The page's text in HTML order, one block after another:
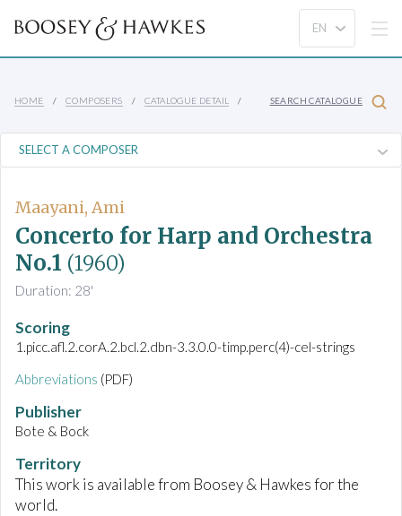
HOME COMPOSERS CATALOGUE DETAIL SEARCH CATALOGUE
Maayani, Ami
Concerto for Harp and Orchestra
No.1 (1960)
Duration: 28'
Scoring
1.picc.afl.2.corA.2.bcl.2.dbn-3.3.0.0-timp.perc(4)-cel-strings
Abbreviations (PDF)
Publisher
Bote & Bock
Territory
This work is available from Boosey & Hawkes for the
world.